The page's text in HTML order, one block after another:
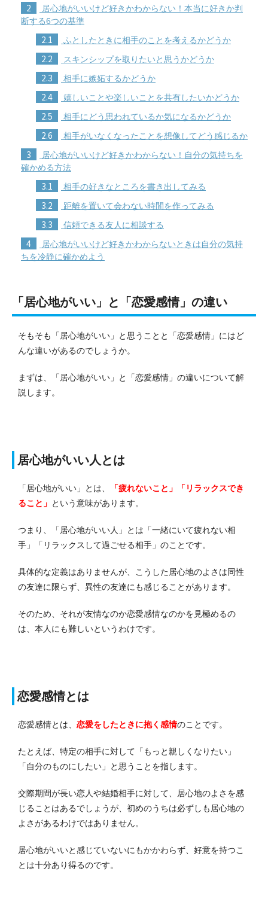
2
居心地がいいけど好きかわからない！本当に好きか判
断する6つの基準
2.1 ふとしたときに相手のことを考えるかどうか
2.2 スキンシップを取りたいと思うかどうか
2.3 相手に嫉妬するかどうか
2.4 嬉しいことや楽しいことを共有したいかどうか
2.5 相手にどう思われているか気になるかどうか
2.6 相手がいなくなったことを想像してどう感じるか
3
居心地がいいけど好きかわからない！自分の気持ちを
確かめる方法
3.1 相手の好きなところを書き出してみる
3.2 距離を置いて会わない時間を作ってみる
3.3 信頼できる友人に相談する
4
居心地がいいけど好きかわからないときは自分の気持
ちを冷静に確かめよう
「居心地がいい」と「恋愛感情」の違い
そもそも「居心地がいい」と思うことと「恋愛感情」にはど
んな違いがあるのでしょうか。
まずは、「居心地がいい」と「恋愛感情」の違いについて解
説します。
居心地がいい人とは
「居心地がいい」とは、
「疲れないこと」「リラックスでき
ること」 という意味があります。
つまり、「居心地がいい人」とは「一緒にいて疲れない相
手」「リラックスして過ごせる相手」のことです。
具体的な定義はありませんが、こうした居心地のよさは同性
の友達に限らず、異性の友達にも感じることがあります。
そのため、それが友情なのか恋愛感情なのかを見極めるの
は、本人にも難しいというわけです。
恋愛感情とは
恋愛感情とは、 恋愛をしたときに抱く感情のことです。
たとえば、特定の相手に対して「もっと親しくなりたい」
「自分のものにしたい」と思うことを指します。
交際期間が長い恋人や結婚相手に対して、居心地のよさを感
じることはあるでしょうが、初めのうちは必ずしも居心地の
よさがあるわけではありません。
居心地がいいと感じていないにもかかわらず、好意を持つこ
とは十分あり得るのです。